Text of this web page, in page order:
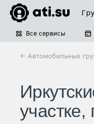
Все сервисы
← Автомобильные